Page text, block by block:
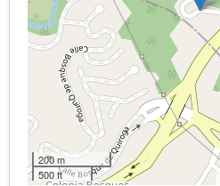
200 m
500 ft